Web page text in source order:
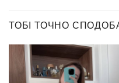
ТОБІ ТОЧНО